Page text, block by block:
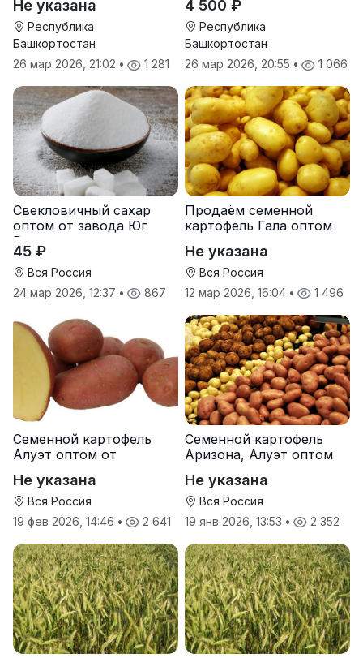
Прохладненский Дарина
Росс Машук Катерина
Не указана
Республика
Башкортостан
26 мар 2026, 21:02 • 1 281
4 500 ₽
Республика
Башкортостан
26 мар 2026, 20:55 • 1 066
Свекловичный сахар
оптом от завода Юг
Руси
45 ₽
Вся Россия
24 мар 2026, 12:37 • 867
Продаём семенной
картофель Гала оптом
Не указана
Вся Россия
12 мар 2026, 16:04 • 1 496
Семенной картофель
Алуэт оптом от
Не указана
Вся Россия
19 фев 2026, 14:46 • 2 641
Семенной картофель
Аризона, Алуэт оптом
Не указана
Вся Россия
19 янв 2026, 13:53 • 2 352